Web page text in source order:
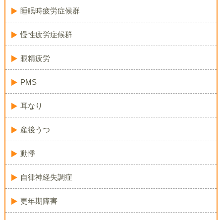
睡眠時疲労症候群
慢性疲労症候群
眼精疲労
PMS
耳なり
産後うつ
動悸
自律神経失調症
更年期障害